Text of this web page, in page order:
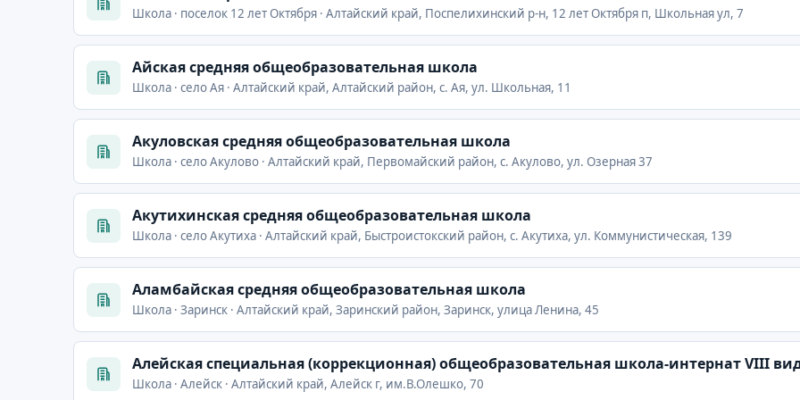
Школа · поселок 12 лет Октября · Алтайский край, Поспелихинский р-н, 12 лет Октября п, Школьная ул, 7
Айская средняя общеобразовательная школа
Школа · село Ая · Алтайский край, Алтайский район, с. Ая, ул. Школьная, 11
Акуловская средняя общеобразовательная школа
Школа · село Акулово · Алтайский край, Первомайский район, с. Акулово, ул. Озерная 37
Акутихинская средняя общеобразовательная школа
Школа · село Акутиха · Алтайский край, Быстроистокский район, с. Акутиха, ул. Коммунистическая, 139
Аламбайская средняя общеобразовательная школа
Школа · Заринск · Алтайский край, Заринский район, Заринск, улица Ленина, 45
Алейская специальная (коррекционная) общеобразовательная школа-интернат VIII
Школа · Алейск · Алтайский край, Алейск г, им.В.Олешко, 70